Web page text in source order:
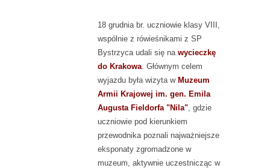
18 grudnia br. uczniowie klasy VIII,
wspólnie z rówieśnikami z SP
Bystrzyca udali się na wycieczkę
do Krakowa. Głównym celem
wyjazdu była wizyta w Muzeum
Armii Krajowej im. gen. Emila
Augusta Fieldorfa "Nila", gdzie
uczniowie pod kierunkiem
przewodnika poznali najważniejsze
eksponaty zgromadzone w
muzeum, aktywnie uczestnicząc w